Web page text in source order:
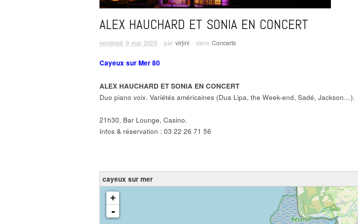
ALEX HAUCHARD ET SONIA EN CONCERT
vendredi 9 mai 2025 · par virjini · dans Concerts
Cayeux sur Mer 80
ALEX HAUCHARD ET SONIA EN CONCERT
Duo piano voix. Variétés américaines (Dua Lipa, the Week-end, Sadé, Jackson…).
21h30, Bar Lounge, Casino.
Infos & réservation : 03 22 26 71 56
cayeux sur mer
chargement de la carte - veuillez patienter...
+
-